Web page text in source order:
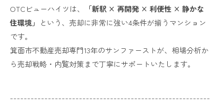
OTCビューハイツは、
「新駅 × 再開発 × 利便性 × 静かな
住環境」
という、売却に非常に強い4条件が揃うマンション
です。
箕面市不動産売却専門13年のサンファーストが、相場分析か
ら売却戦略・内覧対策まで丁寧にサポートいたします。
----------------------------------------------------------